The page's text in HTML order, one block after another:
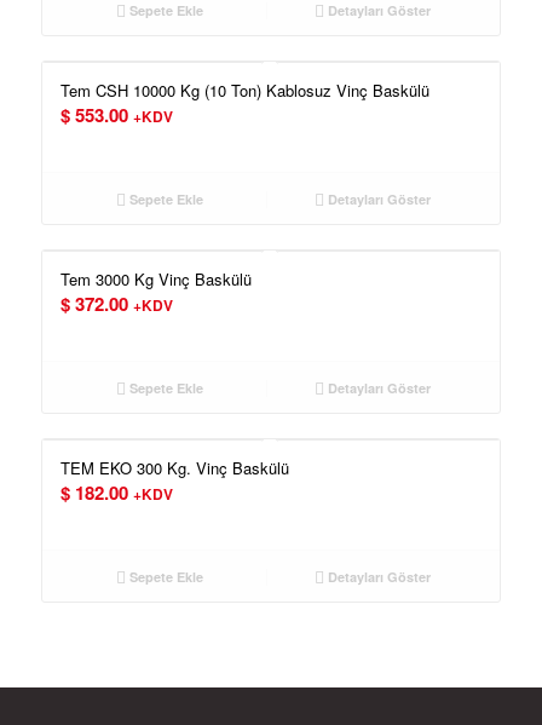
Sepete Ekle Detayları Göster
Tem CSH 10000 Kg (10 Ton) Kablosuz Vinç Baskülü
$553.00 +KDV
Sepete Ekle Detayları Göster
Tem 3000 Kg Vinç Baskülü
$372.00 +KDV
Sepete Ekle Detayları Göster
TEM EKO 300 Kg. Vinç Baskülü
$182.00 +KDV
Sepete Ekle Detayları Göster